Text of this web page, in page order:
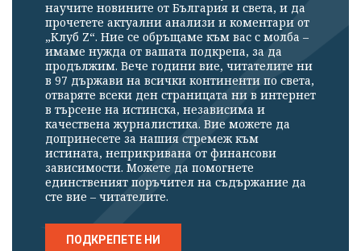
научите новините от България и света, и да
прочетете актуални анализи и коментари от
„Клуб Z“. Ние се обръщаме към вас с молба –
имаме нужда от вашата подкрепа, за да
продължим. Вече години вие, читателите ни
в 97 държави на всички континенти по света,
отваряте всеки ден страницата ни в интернет
в търсене на истинска, независима и
качествена журналистика. Вие можете да
допринесете за нашия стремеж към
истината, неприкривана от финансови
зависимости. Можете да помогнете
единственият поръчител на съдържание да
сте вие – читателите.
ПОДКРЕПЕТЕ НИ